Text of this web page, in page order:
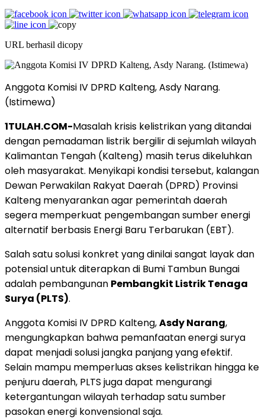
URL berhasil dicopy
Anggota Komisi IV DPRD Kalteng, Asdy Narang.
(Istimewa)
1TULAH.COM-Masalah krisis kelistrikan yang ditandai
dengan pemadaman listrik bergilir di sejumlah wilayah
Kalimantan Tengah (Kalteng) masih terus dikeluhkan
oleh masyarakat. Menyikapi kondisi tersebut, kalangan
Dewan Perwakilan Rakyat Daerah (DPRD) Provinsi
Kalteng menyarankan agar pemerintah daerah
segera memperkuat pengembangan sumber energi
alternatif berbasis Energi Baru Terbarukan (EBT).
Salah satu solusi konkret yang dinilai sangat layak dan
potensial untuk diterapkan di Bumi Tambun Bungai
adalah pembangunan Pembangkit Listrik Tenaga
Surya (PLTS).
Anggota Komisi IV DPRD Kalteng,Asdy Narang,
mengungkapkan bahwa pemanfaatan energi surya
dapat menjadi solusi jangka panjang yang efektif.
Selain mampu memperluas akses kelistrikan hingga ke
penjuru daerah, PLTS juga dapat mengurangi
ketergantungan wilayah terhadap satu sumber
pasokan energi konvensional saja.